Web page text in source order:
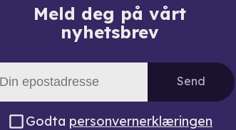
Meld deg på vårt
nyhetsbrev
Send
Godta personvernerklæringen